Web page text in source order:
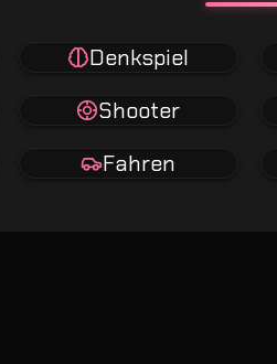
Denkspiel
Shooter
Fahren